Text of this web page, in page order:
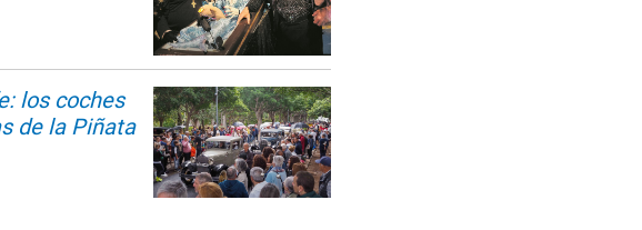
los coches
de la Piñata